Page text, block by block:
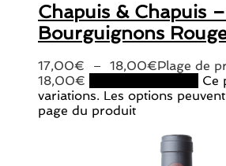
Chapuis & Chapuis
Bourguignons Rouge
17,00€ – 18,00€Plage de
18,00€
Ce
variations. Les options
page du produit